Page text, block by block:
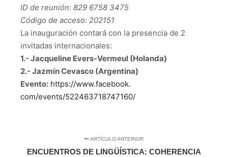
ID de reunión: 829 6758 3475
Código de acceso: 202151
La inauguración contará con la presencia de 2
invitadas internacionales:
1.- Jacqueline Evers-Vermeul (Holanda)
2.- Jazmín Cevasco (Argentina)
Evento: https://www.facebook.
com/events/522463718747160/
ARTÍCULO ANTERIOR
ENCUENTROS DE LINGÜÍSTICA: COHERENCIA